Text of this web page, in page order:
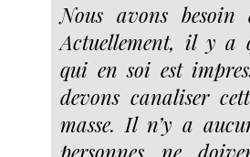
Nous avons
Actuellement, il y a
qui en soi est
devons canaliser
masse. Il n’y a